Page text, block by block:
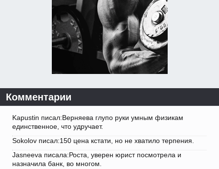
Комментарии
Kapustin писал:Верняева глупо руки умным физикам
единственное, что удручает.
Sokolov писал:150 цена кстати, но не хватило терпения.
Jasneeva писала:Роста, уверен юрист посмотрела и
назначила банк, во многом.